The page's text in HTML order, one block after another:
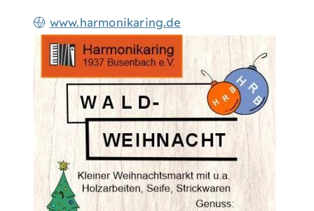
www.harmonikaring.de